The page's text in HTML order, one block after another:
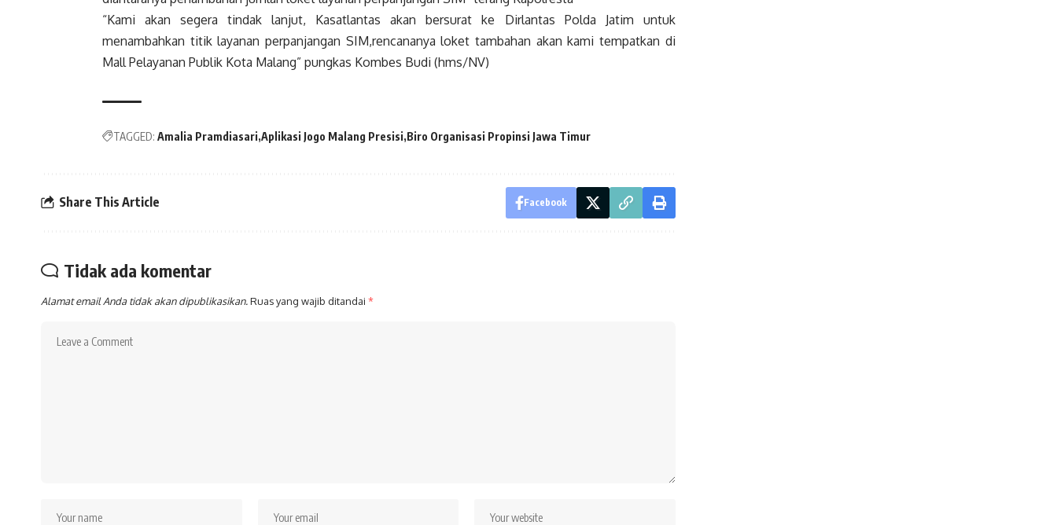
“Kami akan segera tindak lanjut, Kasatlantas akan bersurat ke Dirlantas Polda Jatim untuk
menambahkan titik layanan perpanjangan SIM,rencananya loket tambahan akan kami tempatkan di
Mall Pelayanan Publik Kota Malang” pungkas Kombes Budi (hms/NV)
TAGGED: Amalia Pramdiasari Aplikasi Jogo Malang Presisi Biro Organisasi Propinsi Jawa Timur
Share This Article Facebook
Tidak ada komentar
Alamat email Anda tidak akan dipublikasikan.Ruas yang wajib ditandai *